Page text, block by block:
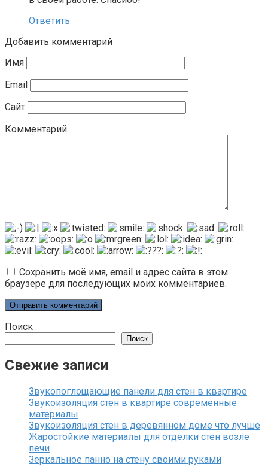
Ответить
Добавить комментарий
Имя
Email
Сайт
Комментарий
Сохранить моё имя, email и адрес сайта в этом
браузере для последующих моих комментариев.
Поиск
Поиск
Свежие записи
Звукопоглощающие панели для стен в квартире
Звукоизоляция стен в квартире современные
материалы
Звукоизоляция стен в деревянном доме что лучше
Жаростойкие материалы для отделки стен возле
печи
Зеркальное панно на стену своими руками